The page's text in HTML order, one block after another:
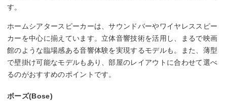
す。
ホームシアタースピーカーは、サウンドバーやワイヤレススピー
カーを中心に揃えています。立体音響技術を活用し、まるで映画
館のような臨場感ある音響体験を実現するモデルも。また、薄型
で壁掛け可能なモデルもあり、部屋のレイアウトに合わせて選べ
るのがおすすめのポイントです。
ボーズ(Bose)